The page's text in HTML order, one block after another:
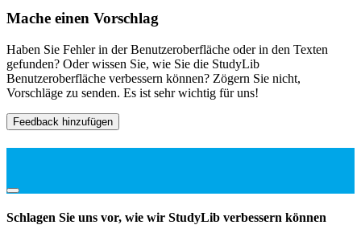
Mache einen Vorschlag
Haben Sie Fehler in der Benutzeroberfläche oder in den Texten
gefunden? Oder wissen Sie, wie Sie die StudyLib
Benutzeroberfläche verbessern können? Zögern Sie nicht,
Vorschläge zu senden. Es ist sehr wichtig für uns!
Feedback hinzufügen
Schlagen Sie uns vor, wie wir StudyLib verbessern können